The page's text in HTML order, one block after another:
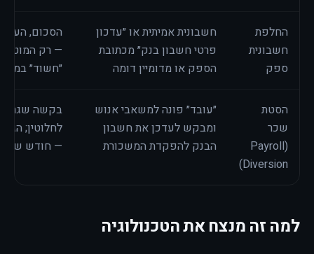
החלפת
חשבונית
ספק
חשבונית אמיתית או ״עדכון
פרטי חשבון בנק״ מכתובת
הספק או מדומיין דומה
הסכום,
— רק המוטב
״חשוד״ במייל
הסטת
שכר
(Payroll
Diversion)
״עובד״ פונה למשאבי אנוש
ומבקש לעדכן את חשבון
הבנק להפקדת המשכורת
בקשה
לחלוטין;
— חודש שלם
למה זה מנצח את הטכנולוגיה